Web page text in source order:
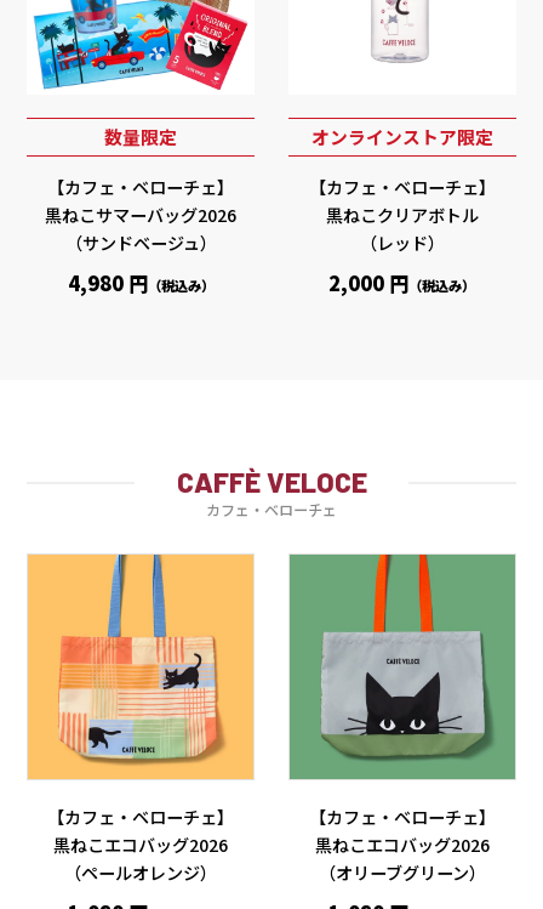
数量限定
【カフェ・ベローチェ】
黒ねこサマーバッグ2026
（サンドベージュ）
4,980 円 （税込み）
オンラインストア限定
【カフェ・ベローチェ】
黒ねこクリアボトル
（レッド）
2,000 円 （税込み）
CAFFÈ VELOCE
カフェ・ベローチェ
【カフェ・ベローチェ】
黒ねこエコバッグ2026
（ペールオレンジ）
【カフェ・ベローチェ】
黒ねこエコバッグ2026
（オリーブグリーン）